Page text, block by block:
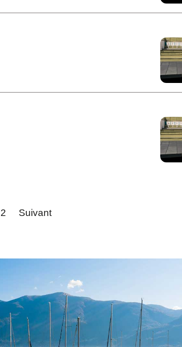
2 Suivant